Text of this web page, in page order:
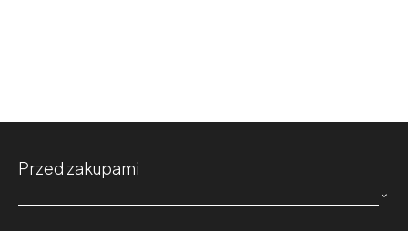
Przed zakupami
